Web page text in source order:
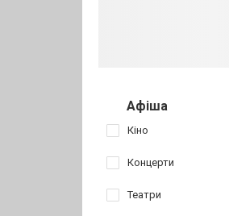
Афіша
Кіно
Концерти
Театри